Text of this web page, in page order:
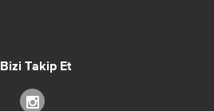
Bizi Takip Et